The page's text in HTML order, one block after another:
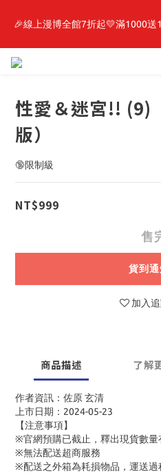
最新開賣🔥「全知
🎉線上漫博全館7折起💛滿1000
【抽籤堂】 影之強者、你又被殺
最新開賣🔥「全知讀
性愛＆迷宮!! (9)
版）
🔞限制級
NT$999
售
貨到
加入
商品描述 了解
作者資訊：佐原 玄清
上市日期：2024-05-23
【注意事項】
※官網預購已截止，釋出現貨數量
※無法配送超商服務
※配送之外箱為耗損物品，運送